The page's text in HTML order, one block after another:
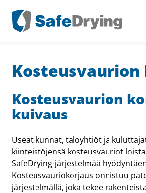
Kosteus­vaurion
Kosteus­vaurion
kuivaus
Useat kunnat, taloyhtiöt ja
kiinteistöjensä kosteusvauriot
SafeDrying-järjestelmää
Kosteusvauriokorjaus onnistuu
järjestelmällä, joka tekee